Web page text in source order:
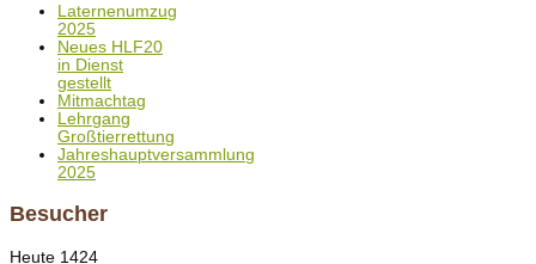
Laternenumzug
2025
Neues HLF20
in Dienst
gestellt
Mitmachtag
Lehrgang
Großtierrettung
Jahreshauptversammlung
2025
Besucher
Heute 1424